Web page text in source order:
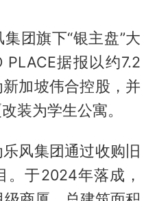
团旗下“银主盘”大
PLACE据报以约7.2
加坡伟合控股，并
装为学生公寓。
风集团通过收购旧
。于2024年落成，